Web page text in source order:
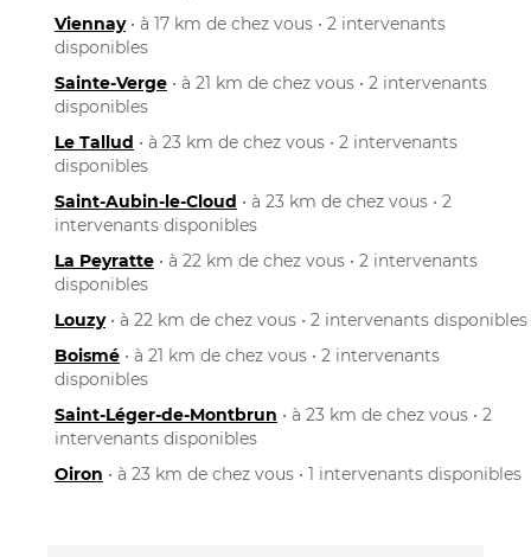
Viennay• à 17 km de chez vous • 2 intervenants
disponibles
Sainte-Verge • à 21 km de chez vous • 2 intervenants
disponibles
Le Tallud • à 23 km de chez vous • 2 intervenants
disponibles
Saint-Aubin-le-Cloud • à 23 km de chez vous • 2
intervenants disponibles
La Peyratte • à 22 km de chez vous • 2 intervenants
disponibles
Louzy• à 22 km de chez vous • 2 intervenants disponibles
Boismé • à 21 km de chez vous • 2 intervenants
disponibles
Saint-Léger-de-Montbrun • à 23 km de chez vous • 2
intervenants disponibles
Oiron • à 23 km de chez vous • 1 intervenants disponibles